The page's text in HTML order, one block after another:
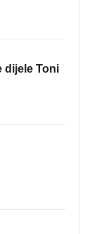
dijele Toni